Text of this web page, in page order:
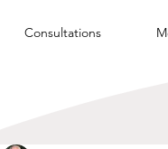
Consultations